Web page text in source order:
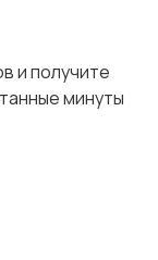
и получите
минуты